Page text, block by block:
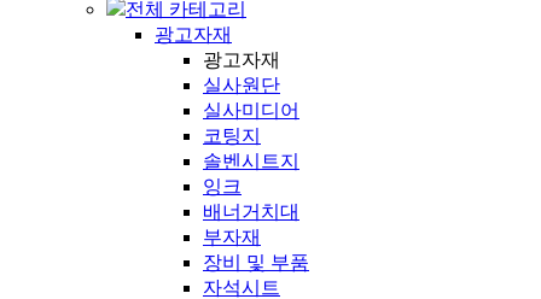
전체 카테고리
광고자재
광고자재
실사원단
실사미디어
코팅지
솔벤시트지
잉크
배너거치대
부자재
장비 및 부품
자석시트